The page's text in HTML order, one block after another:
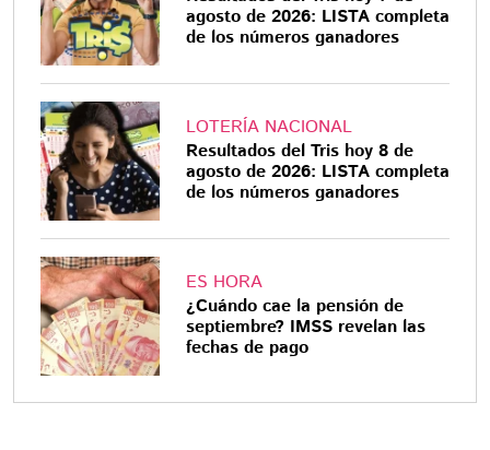
agosto de 2026: LISTA completa
de los números ganadores
LOTERÍA NACIONAL
Resultados del Tris hoy 8 de
agosto de 2026: LISTA completa
de los números ganadores
ES HORA
¿Cuándo cae la pensión de
septiembre? IMSS revelan las
fechas de pago